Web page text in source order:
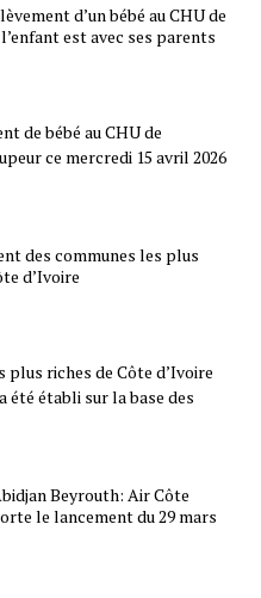
d’un bébé au CHU de
est avec ses parents
de bébé au CHU de
ce mercredi 15 avril 2026
des communes les plus
d’Ivoire
plus riches de Côte d’Ivoire
été établi sur la base des
Beyrouth: Air Côte
le lancement du 29 mars